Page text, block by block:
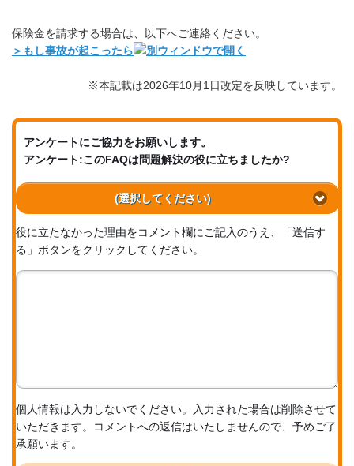
保険金を請求する場合は、以下へご連絡ください。
＞もし事故が起こったら
※本記載は2026年10月1日改定を反映しています。
アンケートにご協力をお願いします。
アンケート:このFAQは問題解決の役に立ちましたか?
(選択してください)
役に立たなかった理由をコメント欄にご記入のうえ、「送信す
る」ボタンをクリックしてください。
個人情報は入力しないでください。入力された場合は削除させて
いただきます。コメントへの返信はいたしませんので、予めご了
承願います。